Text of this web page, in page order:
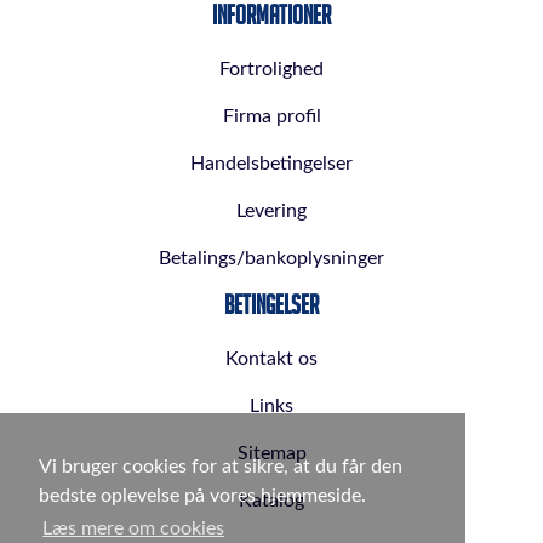
Vi bruger cookies for at sikre, at du får den
bedste oplevelse på vores hjemmeside.
Læs mere om cookies
Informationer
Fortrolighed
Firma profil
Handelsbetingelser
Levering
Betalings/bankoplysninger
Betingelser
Kontakt os
Links
Sitemap
Katalog